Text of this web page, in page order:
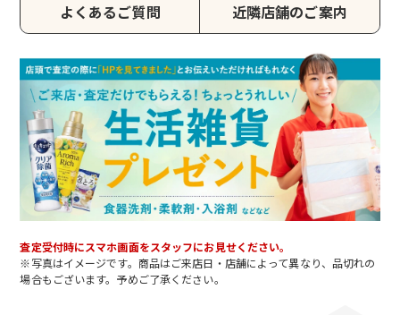
よくあるご質問 近隣店舗のご案内
査定受付時にスマホ画面をスタッフにお見せください。
※写真はイメージです。商品はご来店日・店舗によって異なり、品切れの
場合もございます。予めご了承ください。